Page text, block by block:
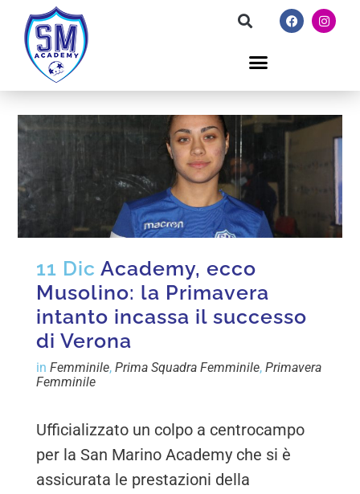
11 Dic Academy, ecco
Musolino: la Primavera
intanto incassa il successo
di Verona
inFemminile,Prima Squadra Femminile,Primavera
Femminile
Ufficializzato un colpo a centrocampo
per la San Marino Academy che si è
assicurata le prestazioni della